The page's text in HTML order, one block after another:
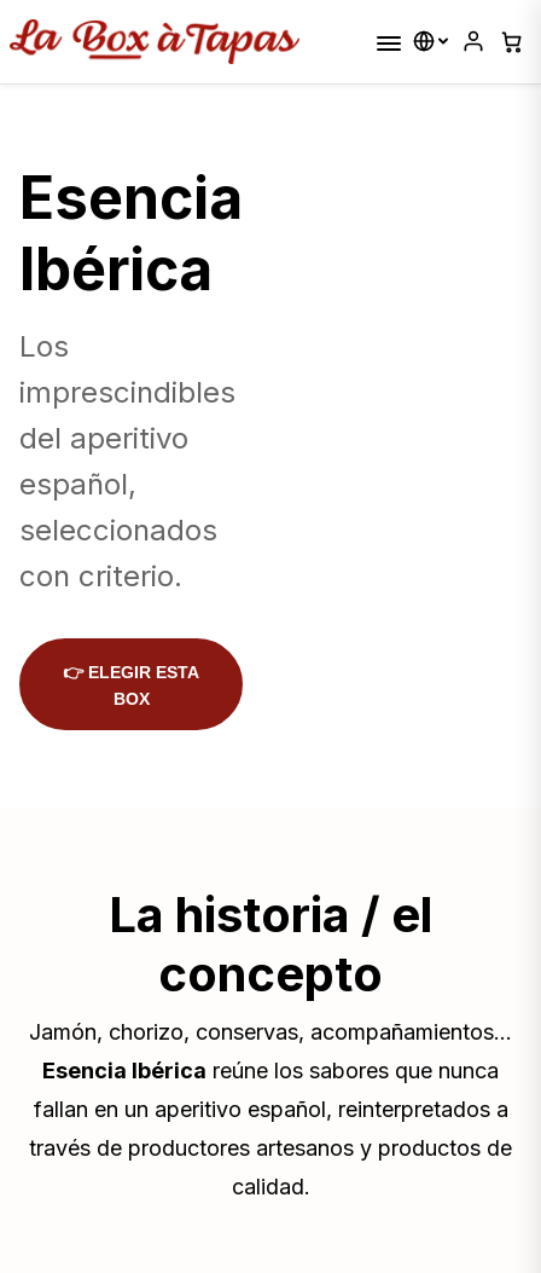
Esencia
Ibérica
Los
imprescindibles
del aperitivo
español,
seleccionados
con criterio.
👉 ELEGIR ESTA
BOX
La historia / el
concepto
Jamón, chorizo, conservas, acompañamientos…
Esencia Ibérica reúne los sabores que nunca
fallan en un aperitivo español, reinterpretados a
través de productores artesanos y productos de
calidad.